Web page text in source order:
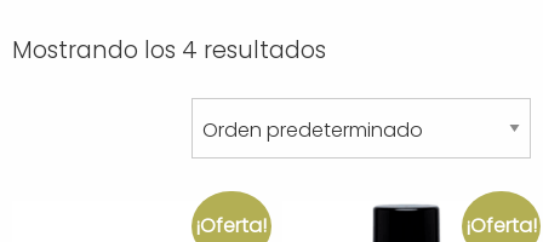
Mostrando los 4 resultados
¡Oferta! ¡Oferta!